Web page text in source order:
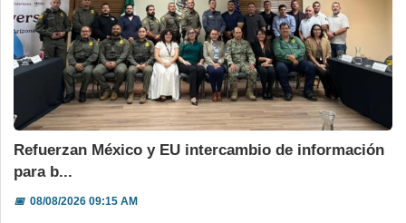
Refuerzan México y EU intercambio de información
para b...
📅08/08/2026 09:15 AM